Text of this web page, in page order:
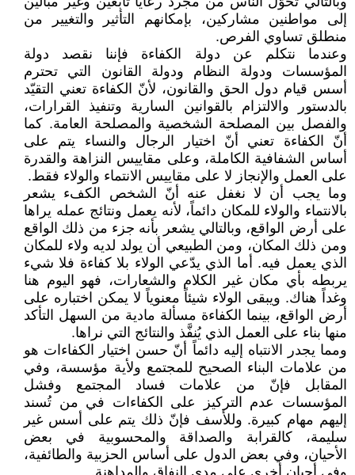
إلى مواطنين مشاركين، بإمكانهم التأثير والتغيير من
منطلق تساوي الفرص.
وعندما نتكلم عن دولة الكفاءة فإننا نقصد دولة
المؤسسات ودولة النظام ودولة القانون التي تحترم
أسس قيام دول الحق والقانون، لأنّ الكفاءة تعني التقيّد
بالدستور والالتزام بالقوانين السارية وتنفيذ القرارات،
والفصل بين المصلحة الشخصية والمصلحة العامة. كما
أنّ الكفاءة تعني أنّ اختيار الرجال والنساء يتم على
أساس الشفافية الكاملة، وعلى مقاييس النزاهة والقدرة
على العمل والإنجاز لا على مقاييس الانتماء والولاء فقط.
وما يجب أن لا نغفل عنه أنّ الشخص الكفء يشعر
بالانتماء والولاء للمكان دائماً، لأنه يعمل ونتائج عمله يراها
على أرض الواقع، وبالتالي يشعر بأنه جزء من ذلك الواقع
ومن ذلك المكان، ومن الطبيعي أن يولد لديه ولاء للمكان
الذي يعمل فيه. أما الذي يدّعي الولاء بلا كفاءة فلا شيء
يربطه بأي مكان غير الكلام والشعارات، فهو اليوم هنا
وغداً هناك. ويبقى الولاء شيئاً معنوياً لا يمكن اختباره على
أرض الواقع، بينما الكفاءة مسألة مادية من السهل التأكد
منها بناء على العمل الذي يُنفَّذ والنتائج التي نراها.
ومما يجدر الانتباه إليه دائماً أنّ حسن اختيار الكفاءات هو
من علامات البناء الصحيح للمجتمع ولأية مؤسسة، وفي
المقابل فإنّ من علامات فساد المجتمع وفشل
المؤسسات عدم التركيز على الكفاءات في من تُسند
إليهم مهام كبيرة. وللأسف فإنّ ذلك يتم على أسس غير
سليمة، كالقرابة والصداقة والمحسوبية في بعض
الأحيان، وفي بعض الدول على أساس الحزبية والطائفية،